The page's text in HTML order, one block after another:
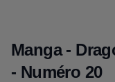
Manga -
- Numéro 20